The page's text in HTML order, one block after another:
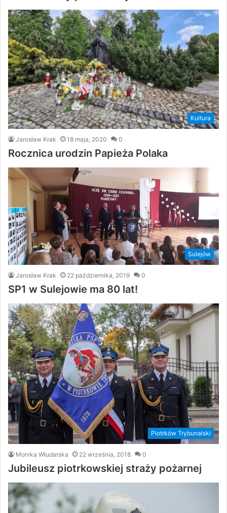
Kultura
Jarosław Krak 18 maja, 2020 0
Rocznica urodzin Papieża Polaka
Sulejów
Jarosław Krak 22 października, 2019 0
SP1 w Sulejowie ma 80 lat!
Piotrków Trybunalski
Monika Włudarska 22 września, 2018 0
Jubileusz piotrkowskiej straży pożarnej